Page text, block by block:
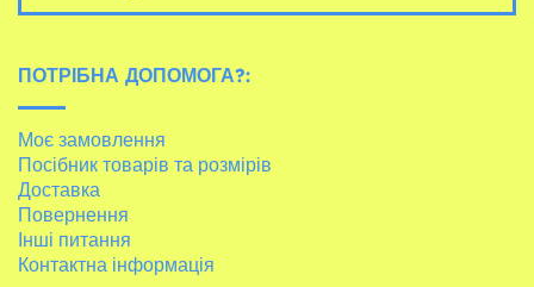
ПОТРІБНА ДОПОМОГА?:
Моє замовлення
Посібник товарів та розмірів
Доставка
Повернення
Інші питання
Контактна інформація